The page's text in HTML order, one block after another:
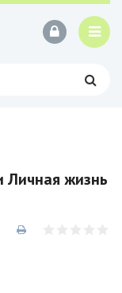
Личная жизнь